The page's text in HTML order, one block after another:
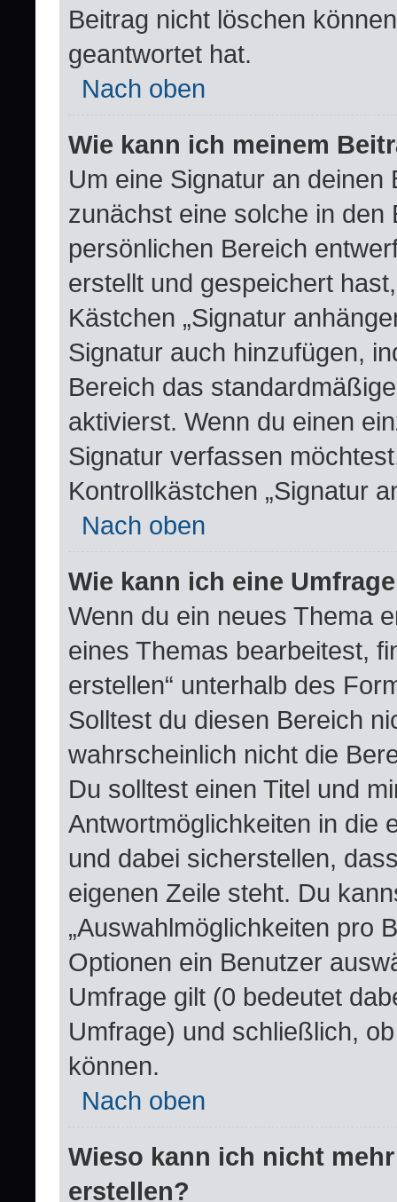
Beitrag nicht löschen
geantwortet hat.
Nach oben
Wie kann ich meinem
Um eine Signatur an
zunächst eine solche in den
persönlichen Bereich
erstellt und gespeichert
Kästchen „Signatur
Signatur auch hinzufügen,
Bereich das
aktivierst. Wenn du einen
Signatur verfassen
Kontrollkästchen „Signatur
Nach oben
Wie kann ich eine
Wenn du ein neues Thema
eines Themas bearbeitest,
erstellen“ unterhalb des
Solltest du diesen Bereich
wahrscheinlich nicht die
Du solltest einen Titel und
Antwortmöglichkeiten in die
und dabei sicherstellen,
eigenen Zeile steht. Du
„Auswahlmöglichkeiten pro
Optionen ein Benutzer
Umfrage gilt (0 bedeutet
Umfrage) und schließlich,
können.
Nach oben
Wieso kann ich nicht
erstellen?